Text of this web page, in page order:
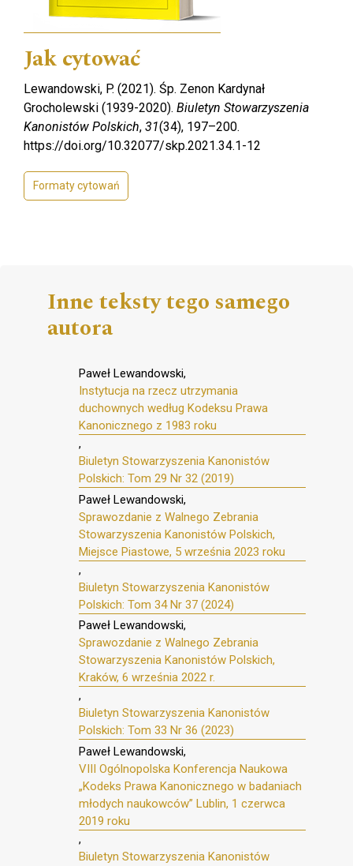
Jak cytować
Lewandowski, P. (2021). Śp. Zenon Kardynał
Grocholewski (1939-2020). Biuletyn Stowarzyszenia
Kanonistów Polskich, 31(34), 197–200.
https://doi.org/10.32077/skp.2021.34.1-12
Formaty cytowań
Inne teksty tego samego
autora
Paweł Lewandowski,
Instytucja na rzecz utrzymania
duchownych według Kodeksu Prawa
Kanonicznego z 1983 roku
,
Biuletyn Stowarzyszenia Kanonistów
Polskich: Tom 29 Nr 32 (2019)
Paweł Lewandowski,
Sprawozdanie z Walnego Zebrania
Stowarzyszenia Kanonistów Polskich,
Miejsce Piastowe, 5 września 2023 roku
,
Biuletyn Stowarzyszenia Kanonistów
Polskich: Tom 34 Nr 37 (2024)
Paweł Lewandowski,
Sprawozdanie z Walnego Zebrania
Stowarzyszenia Kanonistów Polskich,
Kraków, 6 września 2022 r.
,
Biuletyn Stowarzyszenia Kanonistów
Polskich: Tom 33 Nr 36 (2023)
Paweł Lewandowski,
VIII Ogólnopolska Konferencja Naukowa
„Kodeks Prawa Kanonicznego w badaniach
młodych naukowców” Lublin, 1 czerwca
2019 roku
,
Biuletyn Stowarzyszenia Kanonistów